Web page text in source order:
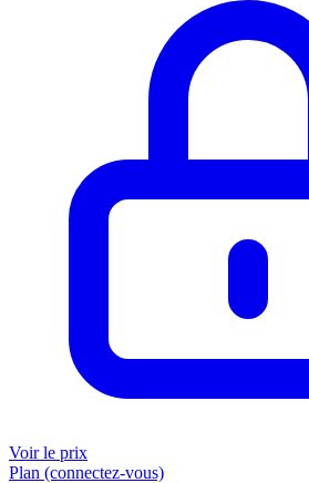
Voir le prix
Plan (connectez-vous)